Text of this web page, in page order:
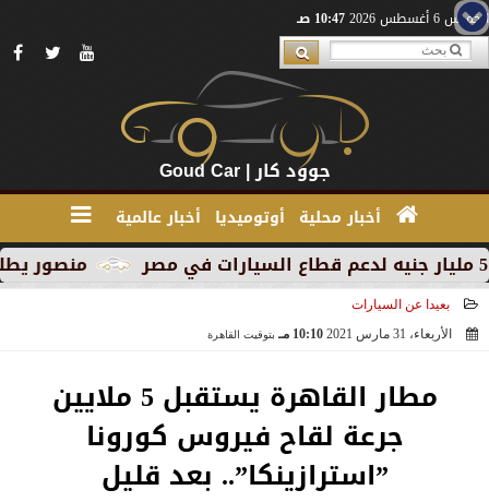
الخميس 6 أغسطس 2026 10:47 صـ
جوود كار | Goud Car
أخبار محلية أوتوميديا أخبار عالمية
منصور يطلق MG RX9 PHEV الجديدة كليًا في السوق المصري كأول سيارة Plug-in Hybrid من العلامة
بعيدا عن السيارات
الأربعاء، 31 مارس 2021
10:10 مـ بتوقيت القاهرة
مطار القاهرة يستقبل 5 ملايين
جرعة لقاح فيروس كورونا
”استرازينكا”.. بعد قليل